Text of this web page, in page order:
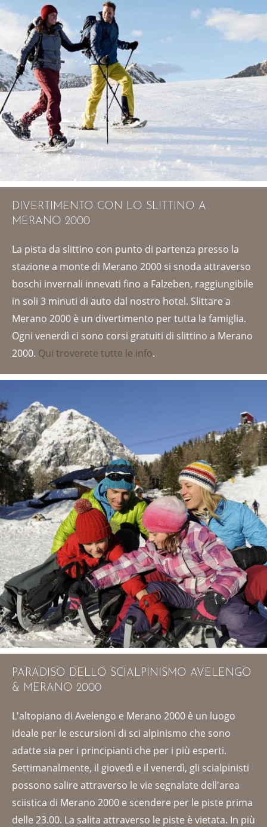
DIVERTIMENTO CON LO SLITTINO A
MERANO 2000
La pista da slittino con punto di partenza presso la
stazione a monte di Merano 2000 si snoda attraverso
boschi invernali innevati fino a Falzeben, raggiungibile
in soli 3 minuti di auto dal nostro hotel. Slittare a
Merano 2000 è un divertimento per tutta la famiglia.
Ogni venerdì ci sono corsi gratuiti di slittino a Merano
2000. Qui troverete tutte le info.
PARADISO DELLO SCIALPINISMO AVELENGO
& MERANO 2000
L'altopiano di Avelengo e Merano 2000 è un luogo
ideale per le escursioni di sci alpinismo che sono
adatte sia per i principianti che per i più esperti.
Settimanalmente, il giovedì e il venerdì, gli scialpinisti
possono salire attraverso le vie segnalate dell'area
sciistica di Merano 2000 e scendere per le piste prima
delle 23.00. La salita attraverso le piste è vietata. In più